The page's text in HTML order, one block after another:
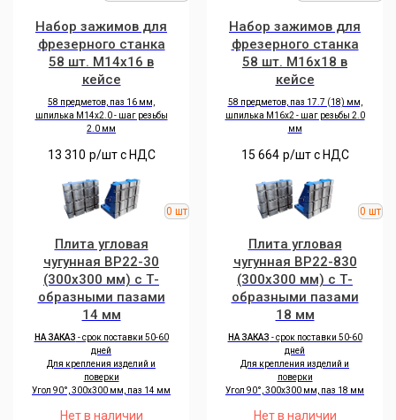
Набор зажимов для
фрезерного станка
58 шт. M14х16 в
кейсе
58 предметов, паз 16 мм,
шпилька M14х2.0 - шаг резьбы
2.0 мм
13 310 р/шт c НДС
Набор зажимов для
фрезерного станка
58 шт. M16х18 в
кейсе
58 предметов, паз 17.7 (18) мм,
шпилька M16х2 - шаг резьбы 2.0
мм
15 664 р/шт c НДС
Плита угловая
чугунная BP22-30
(300x300 мм) с Т-
образными пазами
14 мм
НА ЗАКАЗ - срок поставки 50-60
дней
Для крепления изделий и
поверки
Угол 90°, 300х300 мм, паз 14 мм
Нет в наличии
Плита угловая
чугунная BP22-830
(300х300 мм) с Т-
образными пазами
18 мм
НА ЗАКАЗ - срок поставки 50-60
дней
Для крепления изделий и
поверки
Угол 90°, 300х300 мм, паз 18 мм
Нет в наличии